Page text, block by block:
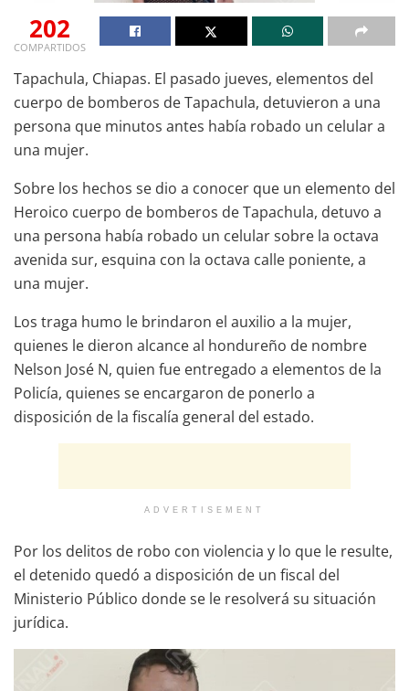
202
COMPARTIDOS
Tapachula, Chiapas. El pasado jueves, elementos del
cuerpo de bomberos de Tapachula, detuvieron a una
persona que minutos antes había robado un celular a
una mujer.
Sobre los hechos se dio a conocer que un elemento del
Heroico cuerpo de bomberos de Tapachula, detuvo a
una persona había robado un celular sobre la octava
avenida sur, esquina con la octava calle poniente, a
una mujer.
Los traga humo le brindaron el auxilio a la mujer,
quienes le dieron alcance al hondureño de nombre
Nelson José N, quien fue entregado a elementos de la
Policía, quienes se encargaron de ponerlo a
disposición de la fiscalía general del estado.
ADVERTISEMENT
Por los delitos de robo con violencia y lo que le resulte,
el detenido quedó a disposición de un fiscal del
Ministerio Público donde se le resolverá su situación
jurídica.